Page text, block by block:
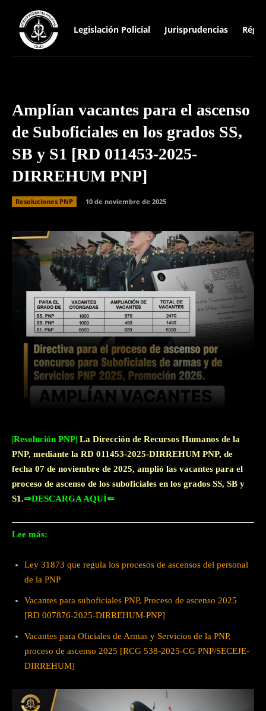
Legislación Policial Jurisprudencias
Amplían vacantes para el ascenso
de Suboficiales en los grados SS,
SB y S1 [RD 011453-2025-
DIRREHUM PNP]
Resoluciones PNP 10 de noviembre de 2025
Facebook Twitter WhatsApp
|Resolución PNP| La Dirección de Recursos Humanos de la
PNP, mediante la RD 011453-2025-DIRREHUM PNP, de
fecha 07 de noviembre de 2025, amplió las vacantes para el
proceso de ascenso de los suboficiales en los grados SS, SB y
S1.⇒DESCARGA AQUÍ⇐
Lee más:
Ley 31873 que regula los procesos de ascensos del personal
de la PNP
Vacantes para suboficiales PNP, Proceso de ascenso 2025
[RD 007876-2025-DIRREHUM-PNP]
Vacantes para Oficiales de Armas y Servicios de la PNP,
proceso de ascenso 2025 [RCG 538-2025-CG PNP/SECEJE-
DIRREHUM]